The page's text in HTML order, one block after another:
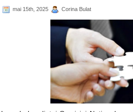
mai 15th, 2025 Corina Bulat